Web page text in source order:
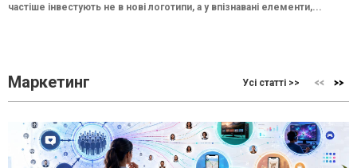
частіше інвестують не в нові логотипи, а у впізнавані елементи,...
Маркетинг Усі статті >>